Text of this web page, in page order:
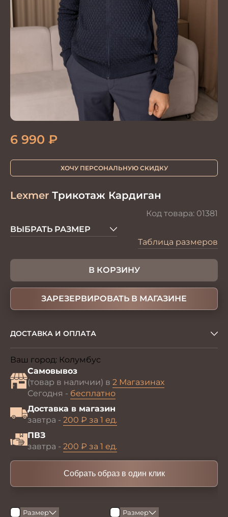
Lexmer Трикотаж Кардиган
Код товара: 01381
6 990 ₽
ХОЧУ ПЕРСОНАЛЬНУЮ СКИДКУ
ВЫБРАТЬ РАЗМЕР
Таблица размеров
В КОРЗИНУ
ЗАРЕЗЕРВИРОВАТЬ В МАГАЗИНЕ
ДОСТАВКА И ОПЛАТА
Ваш город: Колумбус
Самовывоз
(товар в наличии) в 2 Магазинах
Сегодня - бесплатно
Доставка в магазин
завтра - 200 ₽ за 1 ед.
ПВЗ
завтра - 200 ₽ за 1 ед.
Собрать образ в один клик
Размер Размер